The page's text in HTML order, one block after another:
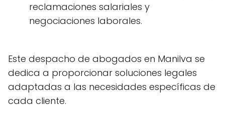
reclamaciones salariales y
negociaciones laborales.
Este despacho de abogados en Manilva se
dedica a proporcionar soluciones legales
adaptadas a las necesidades específicas de
cada cliente.